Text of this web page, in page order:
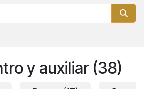
y auxiliar (38)